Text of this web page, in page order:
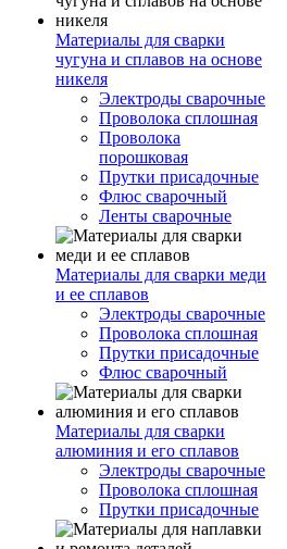
Материалы для сварки
чугуна и сплавов на основе
никеля
Электроды сварочные
Проволока сплошная
Проволока
порошковая
Прутки присадочные
Флюс сварочный
Ленты сварочные
Материалы для сварки меди
и ее сплавов
Электроды сварочные
Проволока сплошная
Прутки присадочные
Флюс сварочный
Материалы для сварки
алюминия и его сплавов
Электроды сварочные
Проволока сплошная
Прутки присадочные